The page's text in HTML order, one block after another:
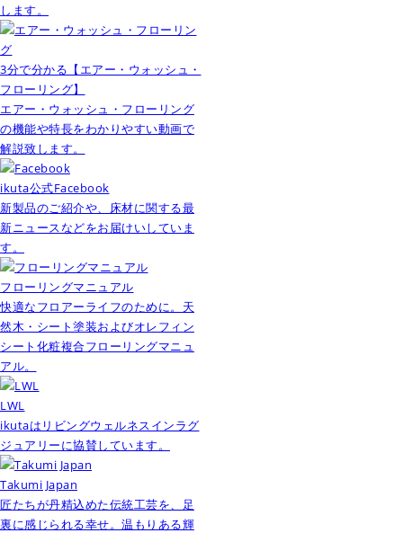
します。
3分で分かる【エアー・ウォッシュ・
フローリング】
エアー・ウォッシュ・フローリング
の機能や特長をわかりやすい動画で
解説致します。
ikuta公式Facebook
新製品のご紹介や、床材に関する最
新ニュースなどをお届けいしていま
す。
フローリングマニュアル
快適なフロアーライフのために。天
然木・シート塗装およびオレフィン
シート化粧複合フローリングマニュ
アル。
LWL
ikutaはリビングウェルネスインラグ
ジュアリーに協賛しています。
Takumi Japan
匠たちが丹精込めた伝統工芸を、足
裏に感じられる幸せ。温もりある輝